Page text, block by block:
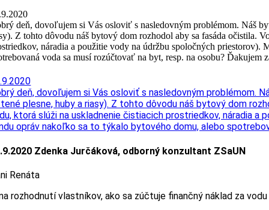
deň, dovoľujem si Vás osloviť s nasledovným problémom. Náš
Z tohto dôvodu náš bytový dom rozhodol aby sa fasáda očistila.
náradia a použitie vody na údržbu spoločných
voda sa musí rozúčtovať na byt, resp. na osobu? Ďakujem
deň, dovoľujem si Vás osloviť s nasledovným problémom.
plesne, huby a riasy). Z tohto dôvodu náš bytový dom
ktorá slúži na uskladnenie čistiacich prostriedkov, náradia
opráv nakoľko sa to týkalo bytového domu, alebo
Zdenka Jurčáková, odborný konzultant ZSaUN
Renáta
rozhodnutí vlastníkov, ako sa zúčtuje finančný náklad za